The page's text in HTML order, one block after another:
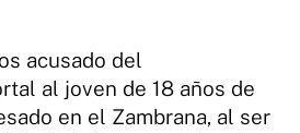
acusado del
al joven de 18 años de
en el Zambrana, al ser